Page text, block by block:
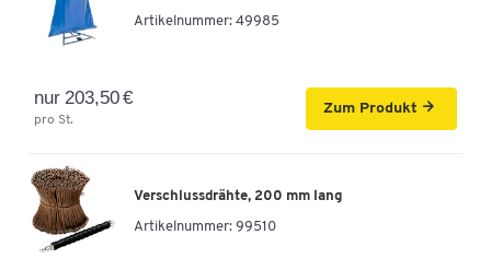
Artikelnummer: 49985
nur 203,50 €
pro St.
Zum Produkt
Verschlussdrähte, 200 mm lang
Artikelnummer: 99510